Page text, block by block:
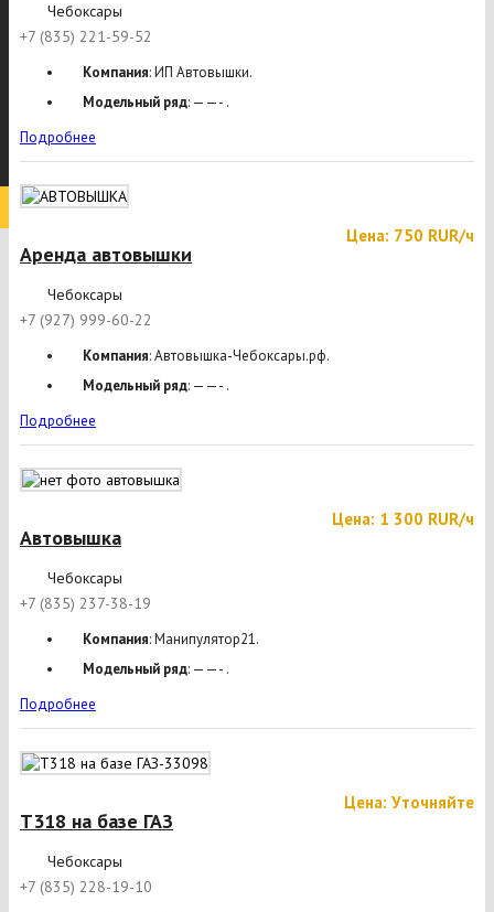
Чебоксары
+7 (835) 221-59-52
Компания: ИП Автовышки.
Модельный ряд: ——- .
Подробнее
Аренда автовышки
Цена: 750 RUR/ч
Чебоксары
+7 (927) 999-60-22
Компания: Автовышка-Чебоксары.рф.
Модельный ряд: ——- .
Подробнее
Автовышка
Цена: 1 300 RUR/ч
Чебоксары
+7 (835) 237-38-19
Компания: Манипулятор21.
Модельный ряд: ——- .
Подробнее
T318 на базе ГАЗ
Цена: Уточняйте
Чебоксары
+7 (835) 228-19-10